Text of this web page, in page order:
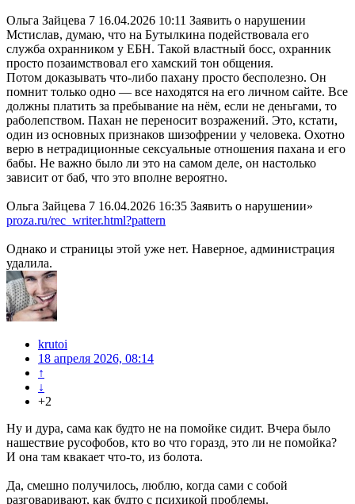
Ольга Зайцева 7 16.04.2026 10:11 Заявить о нарушении
Мстислав, думаю, что на Бутылкина подействовала его
служба охранником у ЕБН. Такой властный босс, охранник
просто позаимствовал его хамский тон общения.
Потом доказывать что-либо пахану просто бесполезно. Он
помнит только одно — все находятся на его личном сайте. Все
должны платить за пребывание на нём, если не деньгами, то
раболепством. Пахан не переносит возражений. Это, кстати,
один из основных признаков шизофрении у человека. Охотно
верю в нетрадиционные сексуальные отношения пахана и его
бабы. Не важно было ли это на самом деле, он настолько
зависит от баб, что это вполне вероятно.
Ольга Зайцева 7 16.04.2026 16:35 Заявить о нарушении»
proza.ru/rec_writer.html?pattern
Однако и страницы этой уже нет. Наверное, администрация
удалила.
krutoi
18 апреля 2026, 08:14
↑
↓
+2
Ну и дура, сама как будто не на помойке сидит. Вчера было
нашествие русофобов, кто во что горазд, это ли не помойка?
И она там квакает что-то, из болота.
Да, смешно получилось, люблю, когда сами с собой
разговаривают, как будто с психикой проблемы.